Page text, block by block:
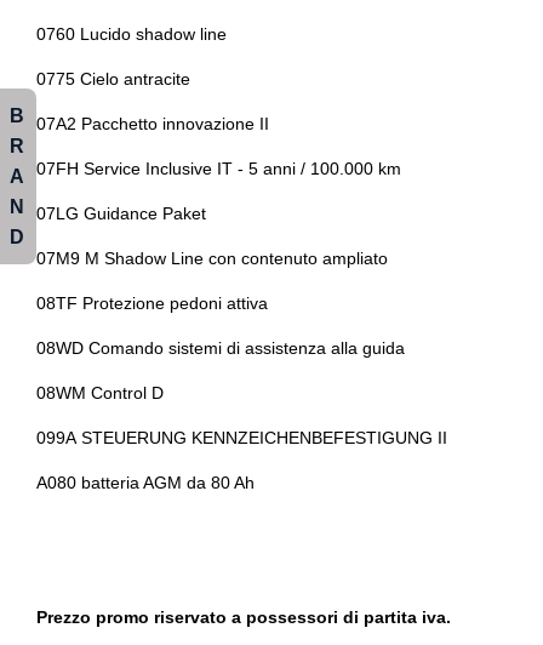
Presa 12v aggiuntiva
Protezione antiurto laterale integrata
Radio digitale dab
Regolatore di velocità - cruise control
Regolazione manuale del piantone sterzo in altezza e
Servosterzo
0760 Lucido shadow line
0775 Cielo antracite
07A2 Pacchetto innovazione II
07FH Service Inclusive IT - 5 anni / 100.000 km
07LG Guidance Paket
07M9 M Shadow Line con contenuto ampliato
08TF Protezione pedoni attiva
08WD Comando sistemi di assistenza alla guida
08WM Control D
099A STEUERUNG KENNZEICHENBEFESTIGUNG II
A080 batteria AGM da 80 Ah
Prezzo promo riservato a possessori di partita iva.
B
R
A
N
D